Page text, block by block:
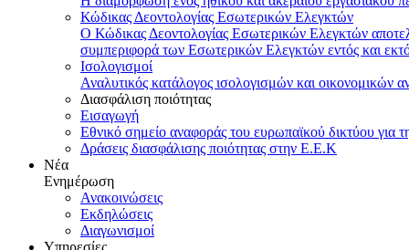
Κώδικας Δεοντολογίας Εσωτερικών Ελεγκτών
Ο Κώδικας Δεοντολογίας Εσωτερικών Ελεγκτών
συμπεριφορά των Εσωτερικών Ελεγκτών εντός και
Ισολογισμοί
Αναλυτικός κατάλογος ισολογισμών και οικονομικών
Διασφάλιση ποιότητας
Εισαγωγή
Εθνικό σημείο αναφοράς του ευρωπαϊκού δικτύου για
Δράσεις διασφάλισης ποιότητας στην Ε.Ε.Κ
Νέα
Ενημέρωση
Ανακοινώσεις
Εκδηλώσεις
Διαγωνισμοί
Υπηρεσίες